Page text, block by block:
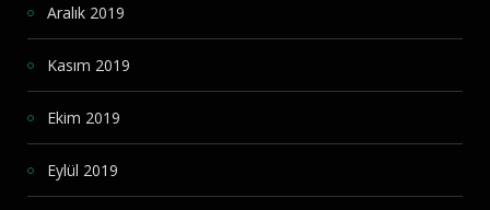
Aralık 2019
Kasım 2019
Ekim 2019
Eylül 2019